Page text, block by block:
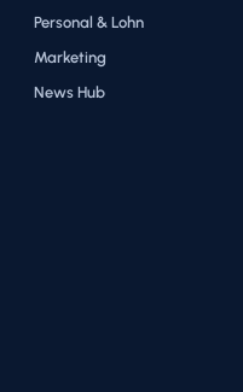
Personal & Lohn
Marketing
News Hub